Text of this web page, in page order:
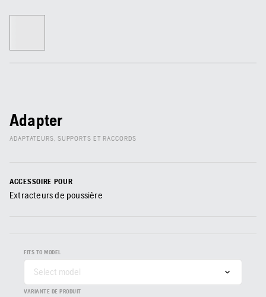
Adapter
ADAPTATEURS, SUPPORTS ET RACCORDS
ACCESSOIRE POUR
Extracteurs de poussière
FITS TO MODEL
Select model
VARIANTE DE PRODUIT